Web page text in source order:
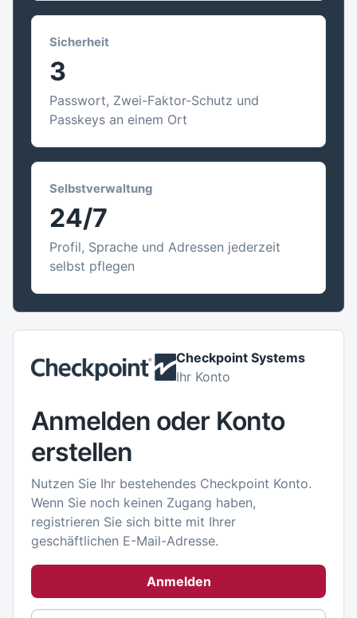
Sicherheit
3
Passwort, Zwei-Faktor-Schutz und
Passkeys an einem Ort
Selbstverwaltung
24/7
Profil, Sprache und Adressen jederzeit
selbst pflegen
Checkpoint Systems
Ihr Konto
Anmelden oder Konto
erstellen
Nutzen Sie Ihr bestehendes Checkpoint Konto.
Wenn Sie noch keinen Zugang haben,
registrieren Sie sich bitte mit Ihrer
geschäftlichen E-Mail-Adresse.
Anmelden